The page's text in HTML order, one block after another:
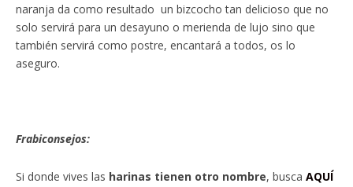
naranja da como resultado un bizcocho tan delicioso que no
solo servirá para un desayuno o merienda de lujo sino que
también servirá como postre, encantará a todos, os lo
aseguro.
Frabiconsejos:
Si donde vives las harinas tienen otro nombre, busca AQUÍ